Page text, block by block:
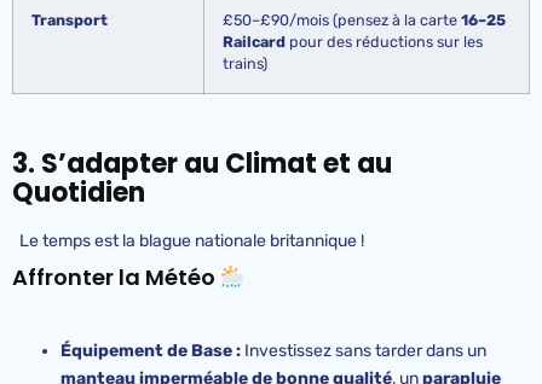
Transport £50–£90/mois (pensez à la carte 16–25
Railcard pour des réductions sur les
trains)
3. S’adapter au Climat et au
Quotidien
Le temps est la blague nationale britannique !
Affronter la Météo
Équipement de Base : Investissez sans tarder dans un
manteau imperméable de bonne qualité, unparapluie